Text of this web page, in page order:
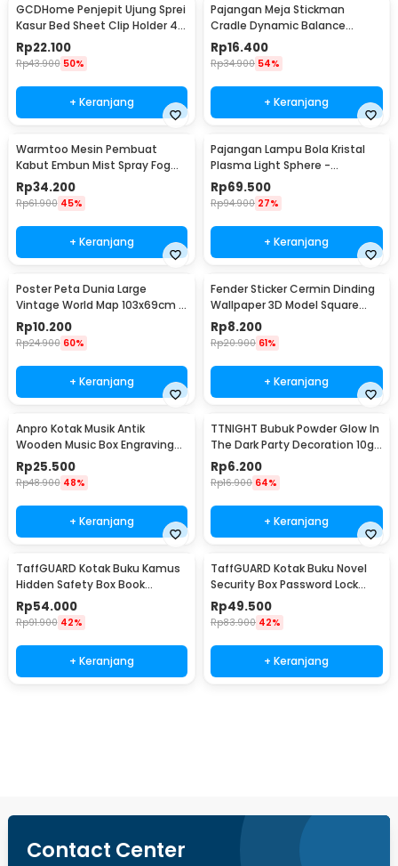
GCDHome Penjepit Ujung Sprei
Kasur Bed Sheet Clip Holder 4
PCS - FS-1809
Rp22.100
Rp43.900 50%
+ Keranjang
Pajangan Meja Stickman
Cradle Dynamic Balance
Instrument Ball Pendulum
Rp16.400
Rp34.900 54%
+ Keranjang
Warmtoo Mesin Pembuat
Kabut Embun Mist Spray Fog
Maker 12 LED 24V - WT01
Rp34.200
Rp61.900 45%
+ Keranjang
Pajangan Lampu Bola Kristal
Plasma Light Sphere -
ZC211700
Rp69.500
Rp94.900 27%
+ Keranjang
Poster Peta Dunia Large
Vintage World Map 103x69cm -
N401
Rp10.200
Rp24.900 60%
+ Keranjang
Fender Sticker Cermin Dinding
Wallpaper 3D Model Square
Mirror 9 PCS - Q353
Rp8.200
Rp20.900 61%
+ Keranjang
Anpro Kotak Musik Antik
Wooden Music Box Engraving
Harry Potter - ADQ0194
Rp25.500
Rp48.900 48%
+ Keranjang
TTNIGHT Bubuk Powder Glow In
The Dark Party Decoration 10g
- T01
Rp6.200
Rp16.900 64%
+ Keranjang
TaffGUARD Kotak Buku Kamus
Hidden Safety Box Book
Password Lock Size S - KB-10P
Rp54.000
Rp91.900 42%
+ Keranjang
TaffGUARD Kotak Buku Novel
Security Box Password Lock
Size S - KB-20P
Rp49.500
Rp83.900 42%
+ Keranjang
Contact Center